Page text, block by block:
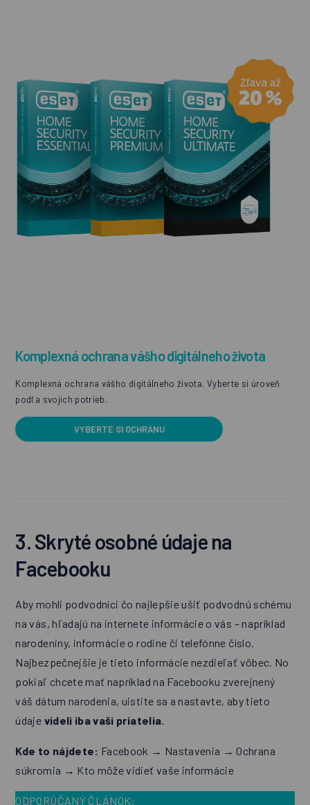
Komplexná ochrana vášho digitálneho života
Komplexná ochrana vášho digitálneho života. Vyberte si úroveň
podľa svojich potrieb.
VYBERTE SI OCHRANU
3. Skryté osobné údaje na
Facebooku
Aby mohli podvodníci čo najlepšie ušiť podvodnú schému
na vás, hľadajú na internete informácie o vás – napríklad
narodeniny, informácie o rodine či telefónne číslo.
Najbezpečnejšie je tieto informácie nezdieľať vôbec. No
pokiaľ chcete mať napríklad na Facebooku zverejnený
váš dátum narodenia, uistite sa a nastavte, aby tieto
údaje videli iba vaši priatelia.
Kde to nájdete: Facebook → Nastavenia → Ochrana
súkromia → Kto môže vidieť vaše informácie
ODPORÚČANÝ ČLÁNOK: